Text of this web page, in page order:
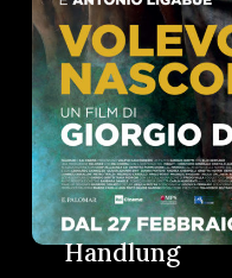
Handlung